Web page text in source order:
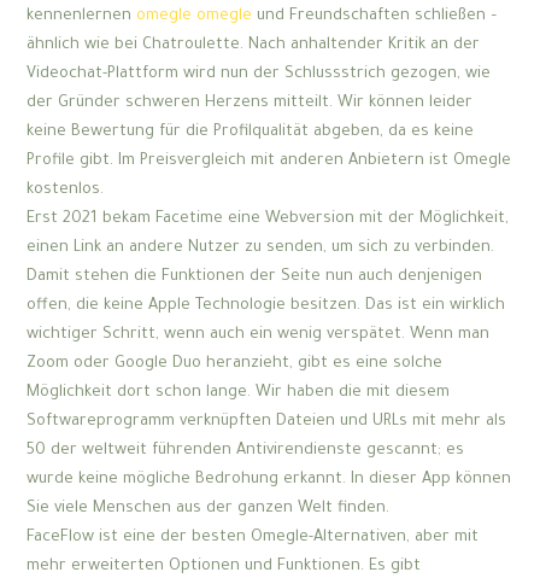
kennenlernen omegle omegle und Freundschaften schließen –
ähnlich wie bei Chatroulette. Nach anhaltender Kritik an der
Videochat-Plattform wird nun der Schlussstrich gezogen, wie
der Gründer schweren Herzens mitteilt. Wir können leider
keine Bewertung für die Profilqualität abgeben, da es keine
Profile gibt. Im Preisvergleich mit anderen Anbietern ist Omegle
kostenlos.
Erst 2021 bekam Facetime eine Webversion mit der Möglichkeit,
einen Link an andere Nutzer zu senden, um sich zu verbinden.
Damit stehen die Funktionen der Seite nun auch denjenigen
offen, die keine Apple Technologie besitzen. Das ist ein wirklich
wichtiger Schritt, wenn auch ein wenig verspätet. Wenn man
Zoom oder Google Duo heranzieht, gibt es eine solche
Möglichkeit dort schon lange. Wir haben die mit diesem
Softwareprogramm verknüpften Dateien und URLs mit mehr als
50 der weltweit führenden Antivirendienste gescannt; es
wurde keine mögliche Bedrohung erkannt. In dieser App können
Sie viele Menschen aus der ganzen Welt finden.
FaceFlow ist eine der besten Omegle-Alternativen, aber mit
mehr erweiterten Optionen und Funktionen. Es gibt